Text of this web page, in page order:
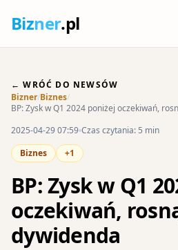
Bizner.pl
← WRÓĆ DO NEWSÓW
Bizner/Biznes/
BP: Zysk w Q1 2024 poniżej oczekiwań,
2025-04-29 07:59 Czas czytania: 5 min
Biznes
+1
BP: Zysk w Q1
oczekiwań,
dywidenda